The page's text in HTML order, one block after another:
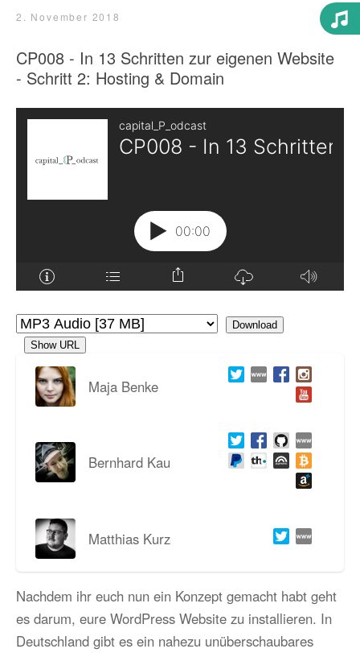
2. November 2018
CP008 - In 13 Schritten zur eigenen Website
- Schritt 2: Hosting & Domain
Download
Show URL
Maja Benke
Bernhard Kau
Matthias Kurz
Nachdem ihr euch nun ein Konzept gemacht habt geht
es darum, eure WordPress Website zu installieren. In
Deutschland gibt es ein nahezu unüberschaubares